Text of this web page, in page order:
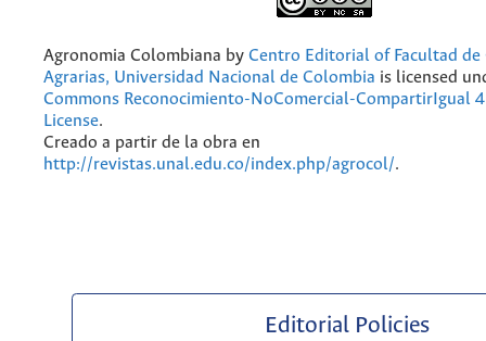
Agronomia Colombiana by Centro Editorial of Facultad de
Agrarias, Universidad Nacional de Colombia is licensed
Commons Reconocimiento-NoComercial-CompartirIgual
License.
Creado a partir de la obra en
http://revistas.unal.edu.co/index.php/agrocol/.
Editorial Policies